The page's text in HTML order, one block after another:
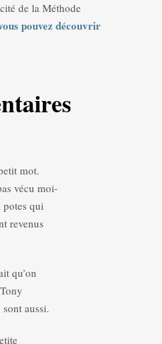
de la Méthode
pouvez découvrir
mot.
vécu moi-
potes qui
revenus
qu’on
aussi.